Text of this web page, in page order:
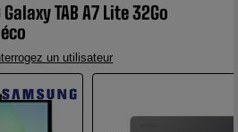
TAB A7 Lite 32Go
un utilisateur